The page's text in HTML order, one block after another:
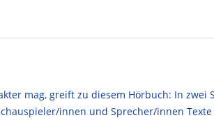
mag, greift zu diesem Hörbuch: In
innen und Sprecher/innen